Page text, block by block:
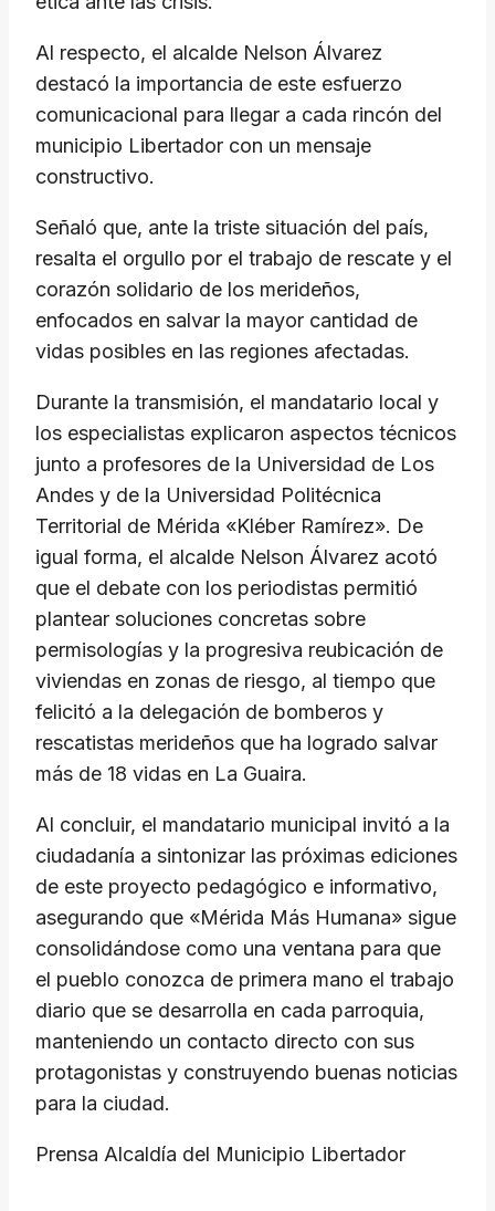
​Al respecto, el alcalde Nelson Álvarez
destacó la importancia de este esfuerzo
comunicacional para llegar a cada rincón del
municipio Libertador con un mensaje
constructivo.
​Señaló que, ante la triste situación del país,
resalta el orgullo por el trabajo de rescate y el
corazón solidario de los merideños,
enfocados en salvar la mayor cantidad de
vidas posibles en las regiones afectadas.
​Durante la transmisión, el mandatario local y
los especialistas explicaron aspectos técnicos
junto a profesores de la Universidad de Los
Andes y de la Universidad Politécnica
Territorial de Mérida «Kléber Ramírez». De
igual forma, el alcalde Nelson Álvarez acotó
que el debate con los periodistas permitió
plantear soluciones concretas sobre
permisologías y la progresiva reubicación de
viviendas en zonas de riesgo, al tiempo que
felicitó a la delegación de bomberos y
rescatistas merideños que ha logrado salvar
más de 18 vidas en La Guaira.
​Al concluir, el mandatario municipal invitó a la
ciudadanía a sintonizar las próximas ediciones
de este proyecto pedagógico e informativo,
asegurando que «Mérida Más Humana» sigue
consolidándose como una ventana para que
el pueblo conozca de primera mano el trabajo
diario que se desarrolla en cada parroquia,
manteniendo un contacto directo con sus
protagonistas y construyendo buenas noticias
para la ciudad.
​Prensa Alcaldía del Municipio Libertador